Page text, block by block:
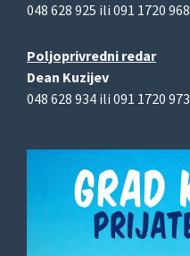
048 628 925 ili 091 1720 968
Poljoprivredni redar
Dean Kuzijev
048 628 934 ili 091 1720 973